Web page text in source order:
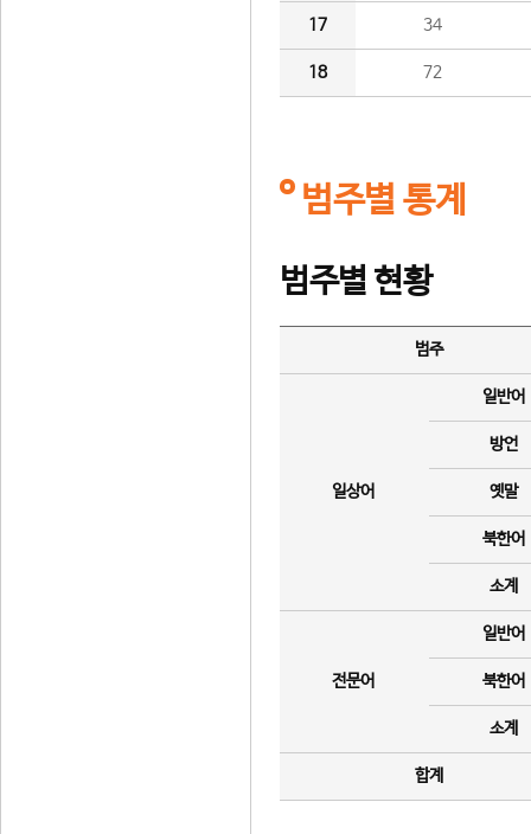
17 34
18 72
범주별 통계
범주별 현황
범주
일상어
일반어
방언
옛말
북한어
소계
전문어
일반어
북한어
소계
합계